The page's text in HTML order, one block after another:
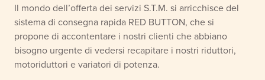
Il mondo dell’offerta dei servizi S.T.M. si arricchisce del
sistema di consegna rapida RED BUTTON, che si
propone di accontentare i nostri clienti che abbiano
bisogno urgente di vedersi recapitare i nostri riduttori,
motoriduttori e variatori di potenza.